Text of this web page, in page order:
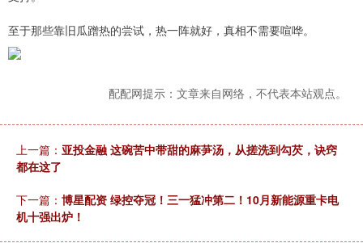
至于那些靠旧瓜蹭热的尝试，热一阵就好，真相不需要喧哗。
配配网提示：文章来自网络，不代表本站观点。
上一篇： 亚投金融 这碗苦中带甜的麻芛汤，从搓洗到勾芡，诀窍
都在这了
下一篇： 博星配资 绿控夺冠！三一猛冲第二！10月新能源重卡电
机十强出炉！